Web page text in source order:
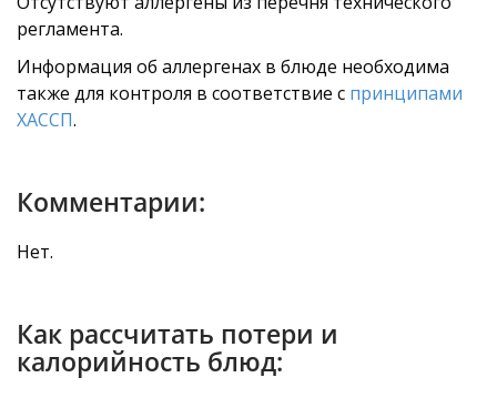
регламента.
Информация об аллергенах в блюде необходима
также для контроля в соответствие с принципами
ХАССП.
Комментарии:
Нет.
Как рассчитать потери и
калорийность блюд: